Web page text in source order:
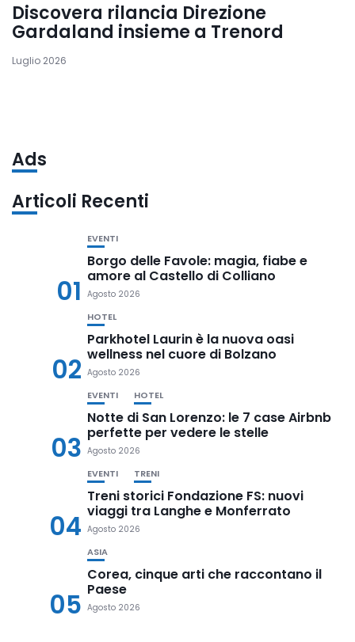
Discovera rilancia Direzione
Gardaland insieme a Trenord
Luglio 2026
Ads
Articoli Recenti
01
EVENTI
Borgo delle Favole: magia, fiabe e
amore al Castello di Colliano
Agosto 2026
02
HOTEL
Parkhotel Laurin è la nuova oasi
wellness nel cuore di Bolzano
Agosto 2026
03
EVENTI HOTEL
Notte di San Lorenzo: le 7 case Airbnb
perfette per vedere le stelle
Agosto 2026
04
EVENTI TRENI
Treni storici Fondazione FS: nuovi
viaggi tra Langhe e Monferrato
Agosto 2026
05
ASIA
Corea, cinque arti che raccontano il
Paese
Agosto 2026